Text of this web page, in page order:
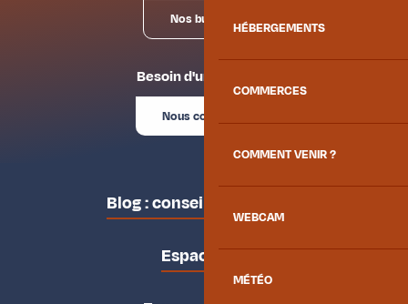
HÉBERGEMENTS
COMMERCES
COMMENT VENIR ?
WEBCAM
MÉTÉO
Nos bureaux
Besoin d'un conseil ?
Nous contacter
Blog : conseils des locaux
Espace pro